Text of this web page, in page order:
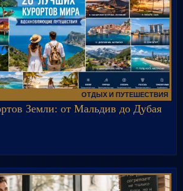
ОТДЫХ И ПУТЕШЕСТВИЯ
Земли: от Мальдив до Дубая